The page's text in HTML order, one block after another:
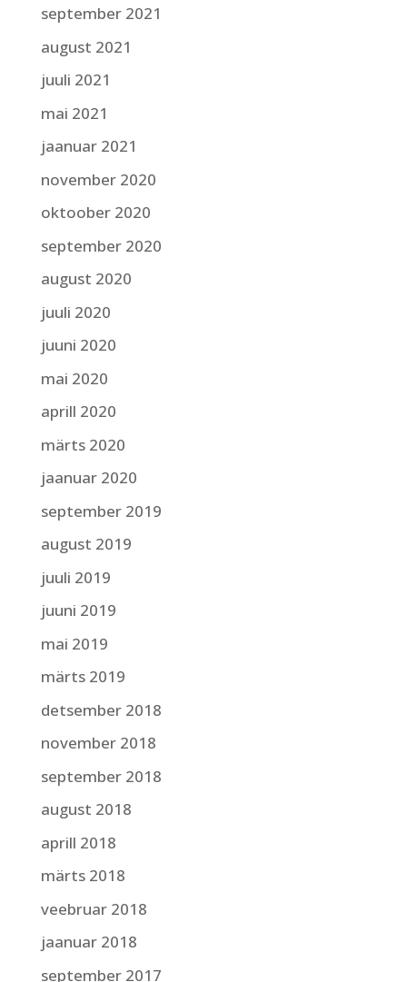
september 2021
august 2021
juuli 2021
mai 2021
jaanuar 2021
november 2020
oktoober 2020
september 2020
august 2020
juuli 2020
juuni 2020
mai 2020
aprill 2020
märts 2020
jaanuar 2020
september 2019
august 2019
juuli 2019
juuni 2019
mai 2019
märts 2019
detsember 2018
november 2018
september 2018
august 2018
aprill 2018
märts 2018
veebruar 2018
jaanuar 2018
september 2017